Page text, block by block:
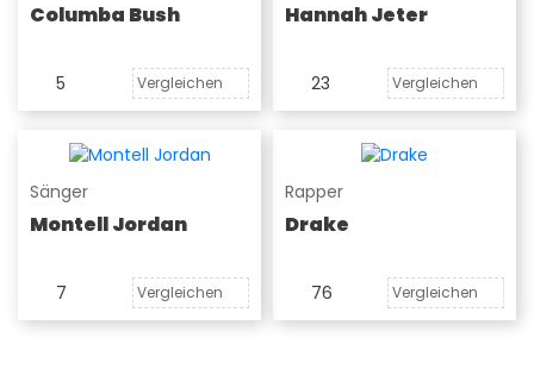
Columba Bush
5 Vergleichen
Hannah Jeter
23 Vergleichen
Sänger
Montell Jordan
7 Vergleichen
Rapper
Drake
76 Vergleichen